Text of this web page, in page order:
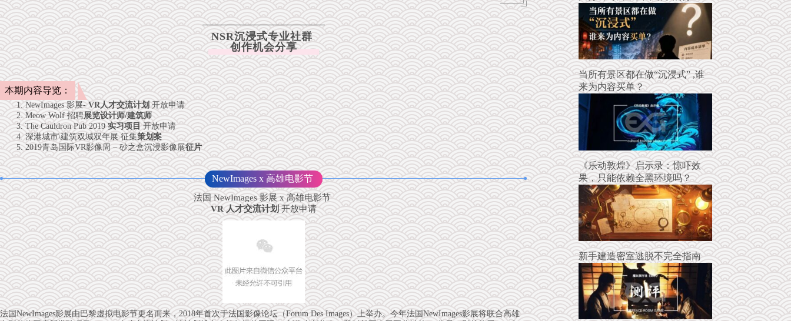
NSR沉浸式专业社群
创作机会分享
本期内容导览：
1. NewImages 影展-VR人才交流计划开放申请
2. Meow Wolf 招聘展览设计师/建筑师
3. The Cauldron Pub 2019实习项目开放申请
4. 深港城市\建筑双城双年展 征集策划案
5. 2019青岛国际VR影像周 – 砂之盒沉浸影像展征片
NewImages x 高雄电影节
法国 NewImages 影展 x 高雄电影节
VR 人才交流计划开放申请
法国NewImages影展由巴黎虚拟电影节更名而来，2018年首次于法国影像论坛（Forum Des Images）上举办。今年法国NewImages影展将联合高雄
当所有景区都在做“沉浸式” ,谁
来为内容买单？
《乐动敦煌》启示录：惊吓效
果，只能依赖全黑环境吗？
新手建造密室逃脱不完全指南